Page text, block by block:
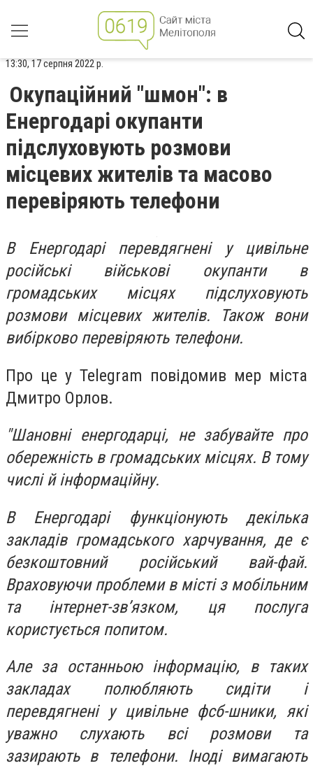
13:30, 17 серпня 2022 р.
Окупаційний "шмон": в
Енергодарі окупанти
підслуховують розмови
місцевих жителів та масово
перевіряють телефони
В Енергодарі перевдягнені у цивільне
російські військові окупанти в
громадських місцях підслуховують
розмови місцевих жителів. Також вони
вибірково перевіряють телефони.
Про це у Telegram повідомив мер міста
Дмитро Орлов.
"Шановні енергодарці, не забувайте про
обережність в громадських місцях. В тому
числі й інформаційну.
В Енергодарі функціонують декілька
закладів громадського харчування, де є
безкоштовний російський вай-фай.
Враховуючи проблеми в місті з мобільним
та інтернет-звʼязком, ця послуга
користується попитом.
Але за останньою інформацію, в таких
закладах полюбляють сидіти і
перевдягнені у цивільне фсб-шники, які
уважно слухають всі розмови та
зазирають в телефони. Іноді вимагають